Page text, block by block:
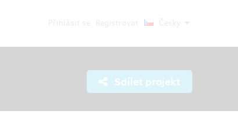
Sdílet projekt